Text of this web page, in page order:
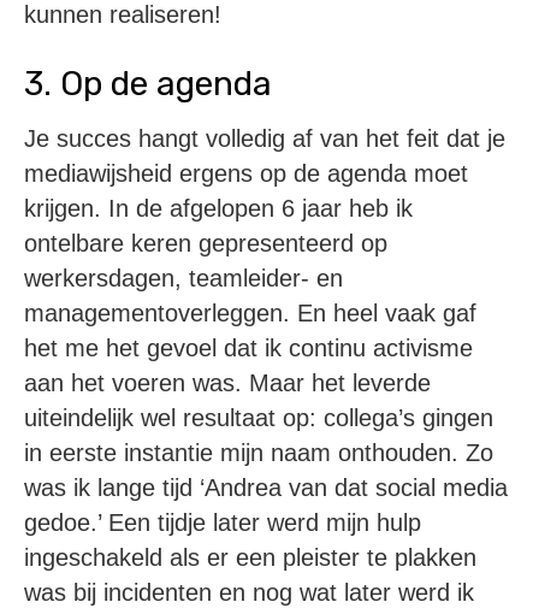
kunnen realiseren!
3. Op de agenda
Je succes hangt volledig af van het feit dat je
mediawijsheid ergens op de agenda moet
krijgen. In de afgelopen 6 jaar heb ik
ontelbare keren gepresenteerd op
werkersdagen, teamleider- en
managementoverleggen. En heel vaak gaf
het me het gevoel dat ik continu activisme
aan het voeren was. Maar het leverde
uiteindelijk wel resultaat op: collega’s gingen
in eerste instantie mijn naam onthouden. Zo
was ik lange tijd ‘Andrea van dat social media
gedoe.’ Een tijdje later werd mijn hulp
ingeschakeld als er een pleister te plakken
was bij incidenten en nog wat later werd ik